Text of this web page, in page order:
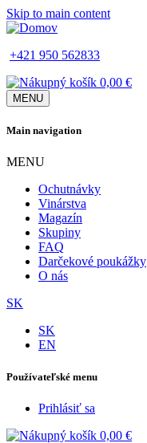
Skip to main content
+421 950 562833
0,00 €
MENU
Main navigation
MENU
Ochutnávky
Vinárstva
Magazín
Skupiny
FAQ
Darčekové poukážky
O nás
SK
SK
EN
Používateľské menu
Prihlásiť sa
0,00 €